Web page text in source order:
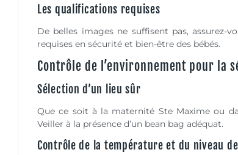
Les qualifications requises
De belles images ne suffisent pas, assurez-
requises en sécurité et bien-être des bébés.
Contrôle de l’environnement pour la
Sélection d’un lieu sûr
Que ce soit à la maternité Ste Maxime ou
Veiller à la présence d’un bean bag adéquat.
Contrôle de la température et du niveau